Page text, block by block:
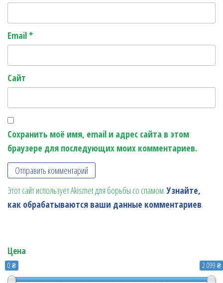
Email*
Сайт
Сохранить моё имя, email и адрес сайта в этом
браузере для последующих моих комментариев.
Этот сайт использует Akismet для борьбы со спамом.Узнайте,
как обрабатываются ваши данные комментариев.
Цена
0 ₴ 2 099 ₴